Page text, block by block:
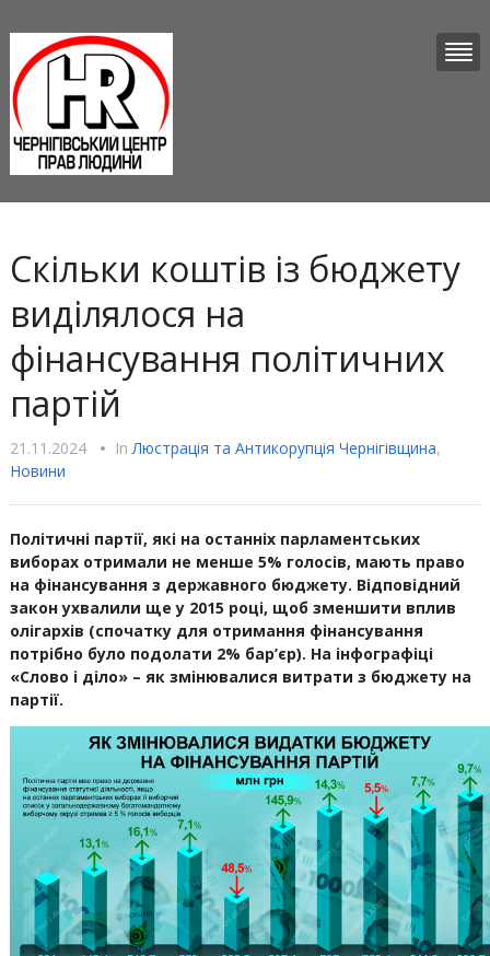
Скільки коштів із бюджету
виділялося на
фінансування політичних
партій
21.11.2024 • InЛюстрацiя та Антикорупцiя Чернігівщина,
Новини
Політичні партії, які на останніх парламентських
виборах отримали не менше 5% голосів, мають право
на фінансування з державного бюджету. Відповідний
закон ухвалили ще у 2015 році, щоб зменшити вплив
олігархів (спочатку для отримання фінансування
потрібно було подолати 2% бар’єр). На інфографіці
«Слово і діло» – як змінювалися витрати з бюджету на
партії.